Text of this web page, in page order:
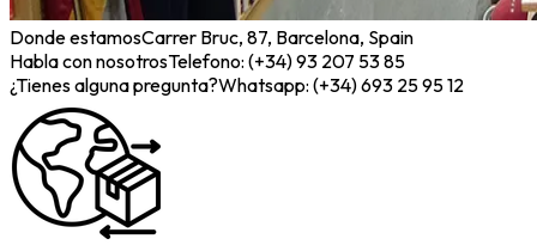
Donde estamosCarrer Bruc, 87, Barcelona, Spain
Habla con nosotrosTelefono: (+34) 93 207 53 85
¿Tienes alguna pregunta?Whatsapp: (+34) 693 25 95 12